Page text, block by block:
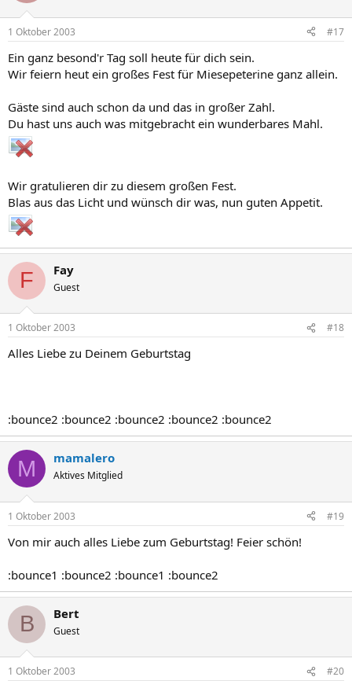
1 Oktober 2003 #17
Ein ganz besond'r Tag soll heute für dich sein.
Wir feiern heut ein großes Fest für Miesepeterine ganz allein.
Gäste sind auch schon da und das in großer Zahl.
Du hast uns auch was mitgebracht ein wunderbares Mahl.
Wir gratulieren dir zu diesem großen Fest.
Blas aus das Licht und wünsch dir was, nun guten Appetit.
F Fay
Guest
1 Oktober 2003 #18
Alles Liebe zu Deinem Geburtstag
:bounce2 :bounce2 :bounce2 :bounce2 :bounce2
M mamalero
Aktives Mitglied
1 Oktober 2003 #19
Von mir auch alles Liebe zum Geburtstag! Feier schön!
:bounce1 :bounce2 :bounce1 :bounce2
B Bert
Guest
1 Oktober 2003 #20